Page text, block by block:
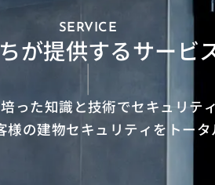
SERVICE
が提供するサービ
った知識と技術でセキュリテ
の建物セキュリティをトータ